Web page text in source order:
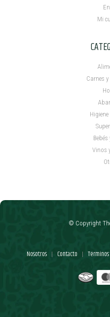
Mi
Carnes
Higiene
Vinos
Nosotros | Contacto |
© Copyright The